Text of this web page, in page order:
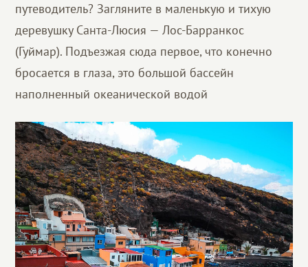
путеводитель? Загляните в маленькую и тихую
деревушку Санта-Люсия — Лос-Барранкос
(Гуймар). Подъезжая сюда первое, что конечно
бросается в глаза, это большой бассейн
наполненный океанической водой